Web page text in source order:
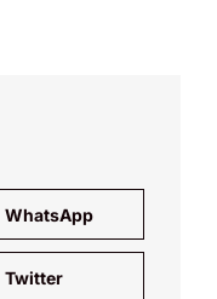
WhatsApp
Twitter